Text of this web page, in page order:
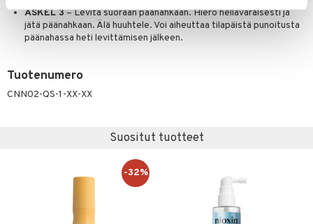
ASKEL 3– Levitä suoraan päänahkaan. Hiero hellävaraisesti ja
jätä päänahkaan. Älä huuhtele. Voi aiheuttaa tilapäistä punoitusta
päänahassa heti levittämisen jälkeen.
Tuotenumero
CNN02-QS-1-XX-XX
Suositut tuotteet
-32%